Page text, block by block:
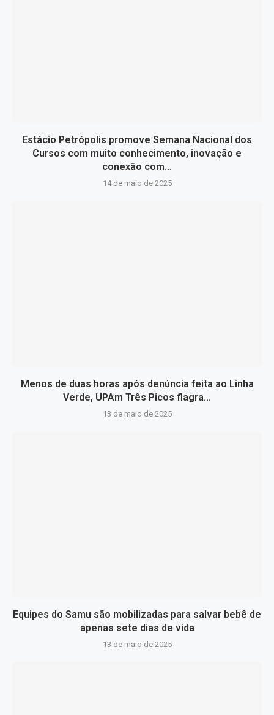
Estácio Petrópolis promove Semana Nacional dos
Cursos com muito conhecimento, inovação e
conexão com...
14 de maio de 2025
Menos de duas horas após denúncia feita ao Linha
Verde, UPAm Três Picos flagra...
13 de maio de 2025
Equipes do Samu são mobilizadas para salvar bebê de
apenas sete dias de vida
13 de maio de 2025